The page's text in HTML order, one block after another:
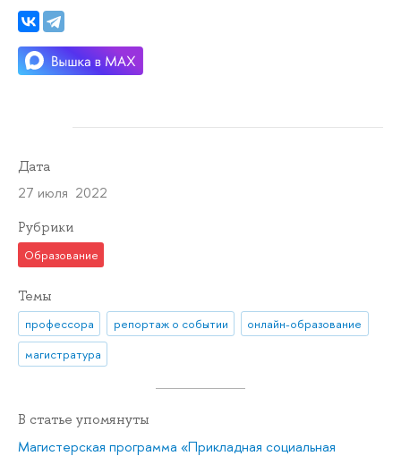
Дата
27 июля 2022
Рубрики
Образование
Темы
профессора репортаж о событии
онлайн-образование
магистратура
В статье упомянуты
Магистерская программа «Прикладная социальная